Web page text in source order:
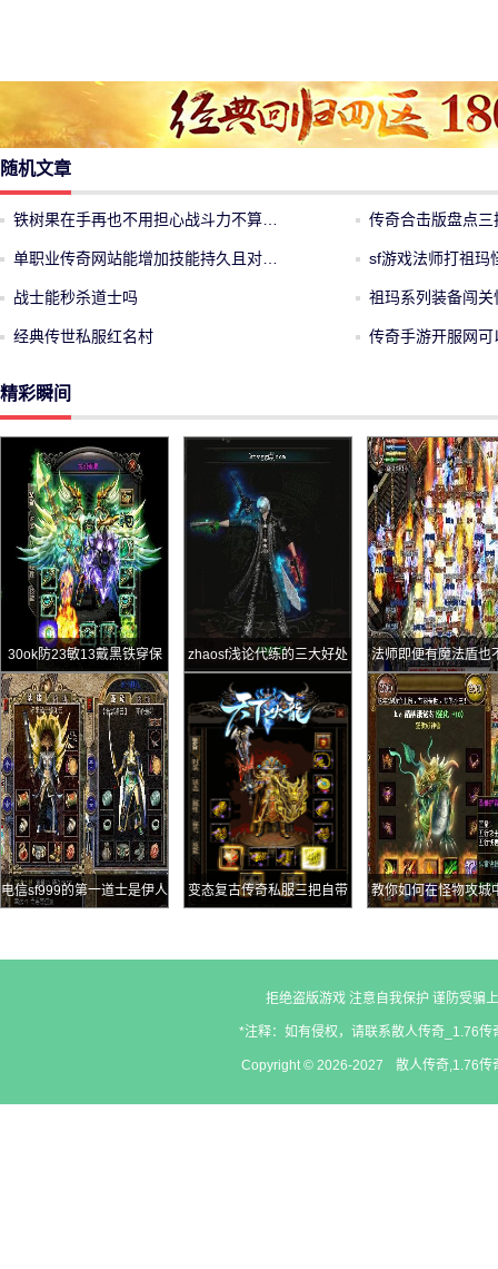
随机文章
铁树果在手再也不用担心战斗力不算… 传奇合击版盘点
单职业传奇网站能增加技能持久且对… sf游戏法师打祖
战士能秒杀道士吗 祖玛系列装备闯
经典传世私服红名村 传奇手游开服网
精彩瞬间
30ok防23敏13戴黑铁穿保
甲的道士竟然还有道6裁决
zhaosf浅论代练的三大好处
最后一点令人羡慕
法师即便有魔法盾也
电信sf999的第一道士是伊人 变态复古传奇私服三把自带
三把很低调
教你如何在怪物攻城
拒绝盗版游戏 注意自我保护 谨防受骗
*注释：如有侵权，请联系散人传奇_1.76
Copyright © 2026-2027 散人传奇,1.76传